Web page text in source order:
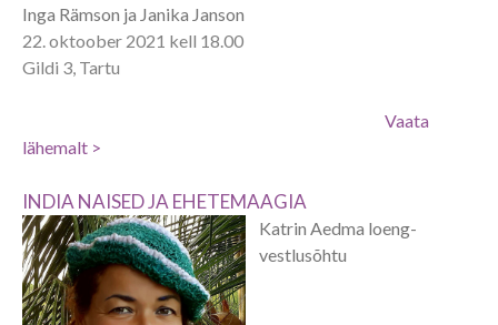
Inga Rämson ja Janika Janson
22. oktoober 2021 kell 18.00
Gildi 3, Tartu
Vaata
lähemalt >
INDIA NAISED JA EHETEMAAGIA
Katrin Aedma loeng-
vestlusõhtu